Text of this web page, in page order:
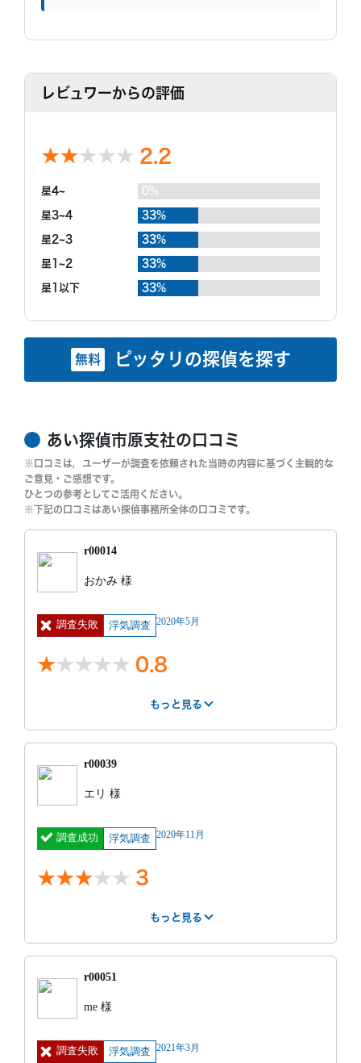
レビュワーからの評価
2.2
星4~ 0%
星3~4 33%
星2~3 33%
星1~2 33%
星1以下 33%
無料 ピッタリの探偵を探す
あい探偵市原支社の口コミ
※口コミは，ユーザーが調査を依頼された当時の内容に基づく主観的な
ご意見・ご感想です。
ひとつの参考としてご活用ください。
※下記の口コミはあい探偵事務所全体の口コミです。
r00014
おかみ 様
調査失敗 浮気調査 2020年5月
0.8
1 1 2
で、朝から晩ま
で。ホテルには
入ったらそれ
は、別料金との
との比較
1週間プラン
こと。長時間話を聞いてくれたこと。アフターケアと
ど。
もっと見る
もっと見る
r00039
エリ 様
調査成功 浮気調査 2020年11月
3
5 1 3 3
検索
￥216,000 車
との比較
もっと見る
r00051
me 様
調査失敗 浮気調査 2021年3月